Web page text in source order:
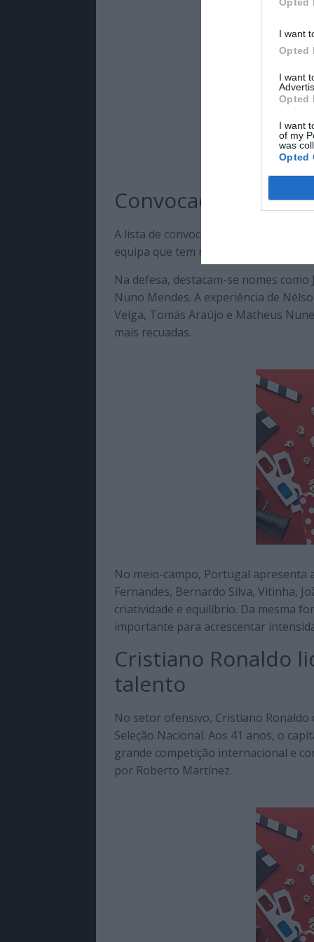
I want
Opted
I want
Opted
I want
of my
was
Opted
Convocados com
A lista de convocados demonstra a
equipa que tem representado
Na defesa, destacam-se nomes
Nuno Mendes. A experiência de
Veiga, Tomás Araújo e Matheus
mais recuadas.
No meio-campo, Portugal apresenta
Fernandes, Bernardo Silva, Vitinha,
criatividade e equilíbrio. Da mesma
importante para acrescentar
Cristiano Ronaldo
talento
No setor ofensivo, Cristiano
Seleção Nacional. Aos 41 anos, o
grande competição internacional e
por Roberto Martínez.